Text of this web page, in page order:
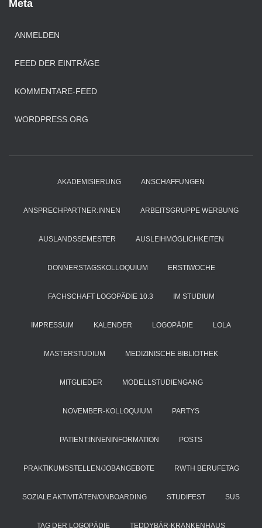
Meta
ANMELDEN
FEED DER EINTRÄGE
KOMMENTARE-FEED
WORDPRESS.ORG
AKADEMISIERUNG ANSCHAFFUNGEN
ANSPRECHPARTNER:INNEN ARBEITSGRUPPE WERBUNG
AUSLANDSSEMESTER AUSLEIHMÖGLICHKEITEN
DONNERSTAGSKOLLOQUIUM ERSTIWOCHE
FACHSCHAFT LOGOPÄDIE 10.3 IM STUDIUM
IMPRESSUM KALENDER LOGOPÄDIE LOLA
MASTERSTUDIUM MEDIZINISCHE BIBLIOTHEK
MITGLIEDER MODELLSTUDIENGANG
NOVEMBER-KOLLOQUIUM PARTYS
PATIENT:INNENINFORMATION POSTS
PRAKTIKUMSSTELLEN/JOBANGEBOTE RWTH BERUFETAG
SOZIALE AKTIVITÄTEN/ONBOARDING STUDIFEST SUS
TAG DER LOGOPÄDIE TEDDYBÄR-KRANKENHAUS